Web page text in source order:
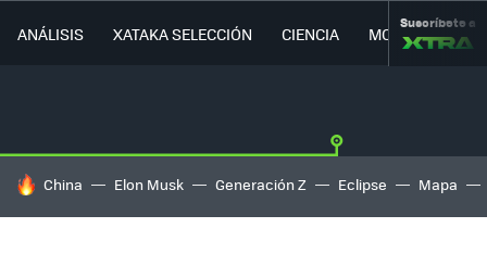
ANÁLISIS XATAKA SELECCIÓN CIENCIA MOVILIDAD
Suscríbete a
HOY SE HABLA DE
China Elon Musk Generación Z Eclipse Mapa